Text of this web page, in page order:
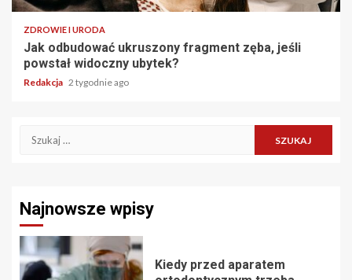
ZDROWIE I URODA
Jak odbudować ukruszony fragment zęba, jeśli
powstał widoczny ubytek?
Redakcja 2 tygodnie ago
Szukaj:
Najnowsze wpisy
Kiedy przed aparatem